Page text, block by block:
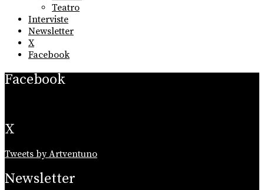
Teatro
Interviste
Newsletter
X
Facebook
Facebook
X
Tweets by Artventuno
Newsletter